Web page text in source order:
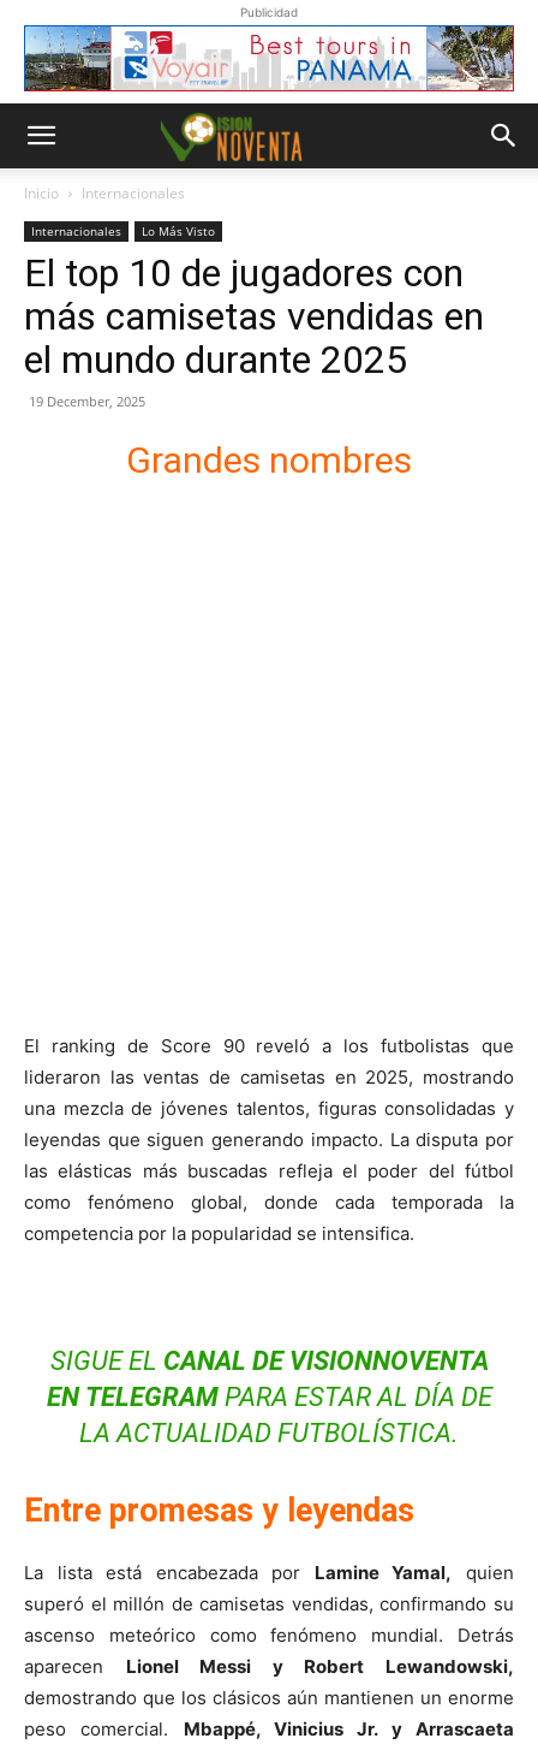
Publicidad
Inicio Internacionales
Internacionales Lo Más Visto
El top 10 de jugadores con
más camisetas vendidas en
el mundo durante 2025
19 December, 2025
Grandes nombres
El ranking de Score 90 reveló a los futbolistas que
lideraron las ventas de camisetas en 2025, mostrando
una mezcla de jóvenes talentos, figuras consolidadas y
leyendas que siguen generando impacto. La disputa por
las elásticas más buscadas refleja el poder del fútbol
como fenómeno global, donde cada temporada la
competencia por la popularidad se intensifica.
SIGUE EL CANAL DE VISIONNOVENTA
EN TELEGRAM PARA ESTAR AL DÍA DE
LA ACTUALIDAD FUTBOLÍSTICA.
Entre promesas y leyendas
La lista está encabezada por Lamine Yamal, quien
superó el millón de camisetas vendidas, confirmando su
ascenso meteórico como fenómeno mundial. Detrás
aparecen Lionel Messi y Robert Lewandowski,
demostrando que los clásicos aún mantienen un enorme
peso comercial. Mbappé, Vinicius Jr. y Arrascaeta